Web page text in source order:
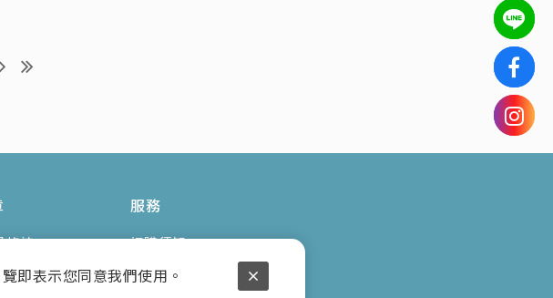
格誌
特集
服務
訂購須知
使用條款
即表示您同意我們使用。